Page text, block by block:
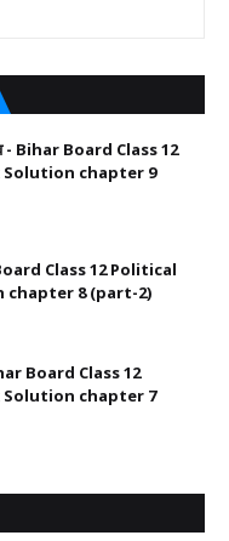
- Bihar Board Class 12
Solution chapter 9
Board Class 12 Political
chapter 8 (part-2)
Board Class 12
Solution chapter 7